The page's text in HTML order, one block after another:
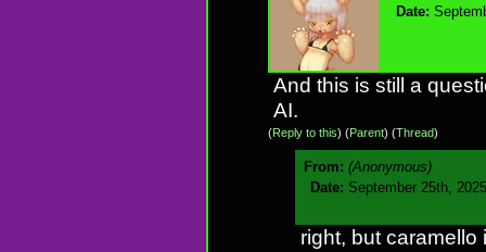
Date:
And this is still a
AI.
(Reply to this) (Parent) (Thread)
From: (Anonymous)
Date: September 25th,
right, but caramello